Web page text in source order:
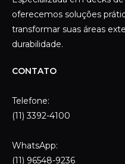
WhatsApp:
(11) 96548-9236
ENDEREÇO
Casa Verde – São Paulo – RS